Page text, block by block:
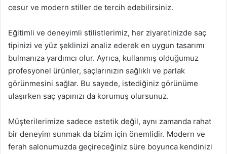
cesur ve modern stiller de tercih edebilirsiniz.
Eğitimli ve deneyimli stilistlerimiz, her ziyaretinizde saç
tipinizi ve yüz şeklinizi analiz ederek en uygun tasarımı
bulmanıza yardımcı olur. Ayrıca, kullanmış olduğumuz
profesyonel ürünler, saçlarınızın sağlıklı ve parlak
görünmesini sağlar. Bu sayede, istediğiniz görünüme
ulaşırken saç yapınızı da korumuş olursunuz.
Müşterilerimize sadece estetik değil, aynı zamanda rahat
bir deneyim sunmak da bizim için önemlidir. Modern ve
ferah salonumuzda geçireceğiniz süre boyunca kendinizi